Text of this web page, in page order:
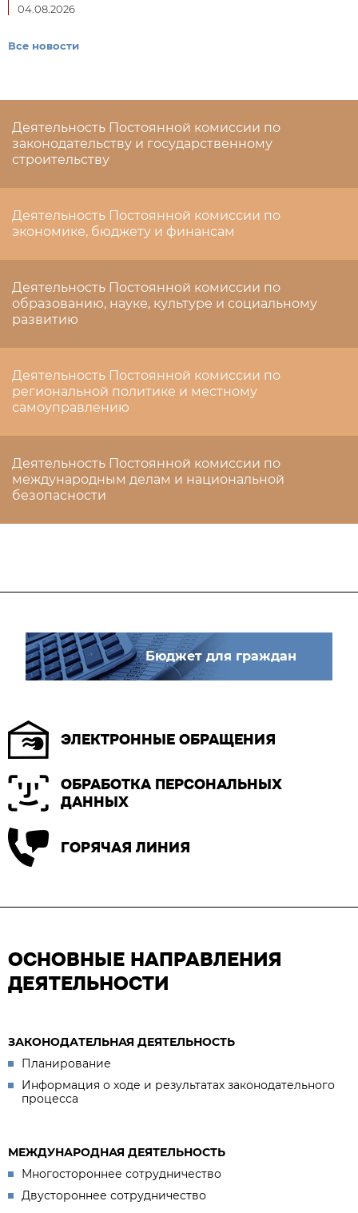
04.08.2026
Все новости
Деятельность Постоянной комиссии по
законодательству и государственному
строительству
Деятельность Постоянной комиссии по
экономике, бюджету и финансам
Деятельность Постоянной комиссии по
образованию, науке, культуре и социальному
развитию
Деятельность Постоянной комиссии по
региональной политике и местному
самоуправлению
Деятельность Постоянной комиссии по
международным делам и национальной
безопасности
Бюджет для граждан
ЭЛЕКТРОННЫЕ ОБРАЩЕНИЯ
ОБРАБОТКА ПЕРСОНАЛЬНЫХ
ДАННЫХ
ГОРЯЧАЯ ЛИНИЯ
ОСНОВНЫЕ НАПРАВЛЕНИЯ
ДЕЯТЕЛЬНОСТИ
ЗАКОНОДАТЕЛЬНАЯ ДЕЯТЕЛЬНОСТЬ
Планирование
Информация о ходе и результатах законодательного
процесса
МЕЖДУНАРОДНАЯ ДЕЯТЕЛЬНОСТЬ
Многостороннее сотрудничество
Двустороннее сотрудничество